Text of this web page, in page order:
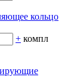
кольцо
+ компл